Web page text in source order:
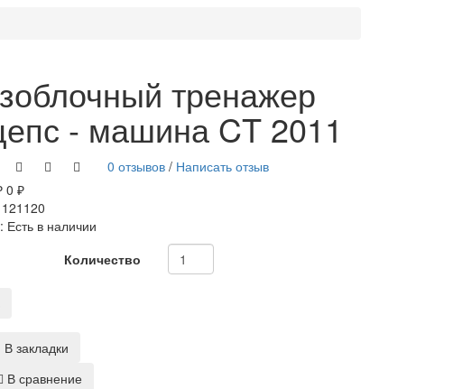
тренажер
- машина CT 2011
0 отзывов/ Написать отзыв
0 ₽
121120
Есть в наличии
Количество
В закладки
В сравнение